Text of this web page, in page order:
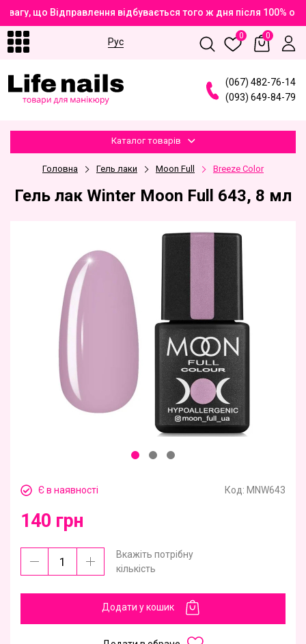
що Відправлення відбувається того ж дня після 100%
Рус
0 0
(067) 482-76-14
(093) 649-84-79
Каталог товарів
Головна Гель лаки Moon Full Breeze Color
Гель лак Winter Moon Full 643, 8 мл
Є в наявності Код: MNW643
140 грн
Вкажіть потрібну
кількість
Додати у кошик